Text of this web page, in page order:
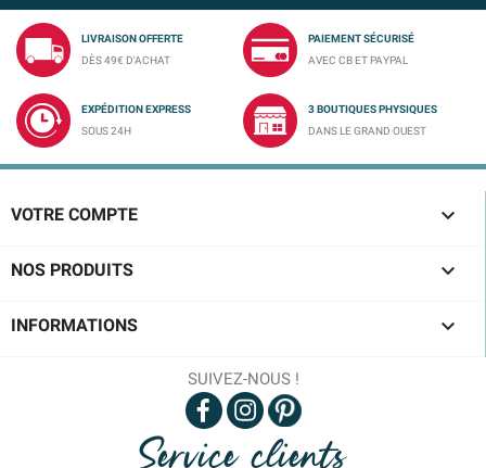
LIVRAISON OFFERTE
DÈS 49€ D'ACHAT
PAIEMENT SÉCURISÉ
AVEC CB ET PAYPAL
EXPÉDITION EXPRESS
SOUS 24H
3 BOUTIQUES PHYSIQUES
DANS LE GRAND OUEST
VOTRE COMPTE 
NOS PRODUITS 
INFORMATIONS 
SUIVEZ-NOUS !